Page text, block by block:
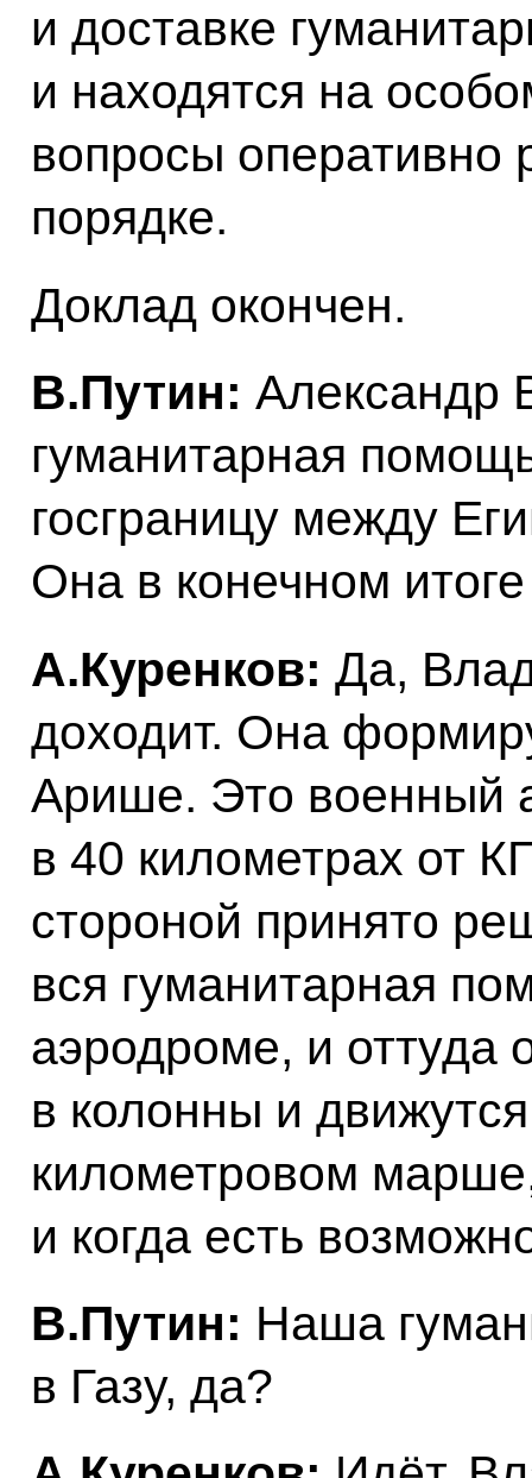
и доставке
и находятся на
вопросы
порядке.
Доклад окончен.
В.Путин: Александр
гуманитарная
госграницу между
Она в конечном
А.Куренков: Да,
доходит. Она
Арише. Это военный
в 40 километрах от
стороной принято
вся гуманитарная
аэродроме, и оттуда
в колонны и
километровом
и когда есть
В.Путин: Наша
в Газу, да?